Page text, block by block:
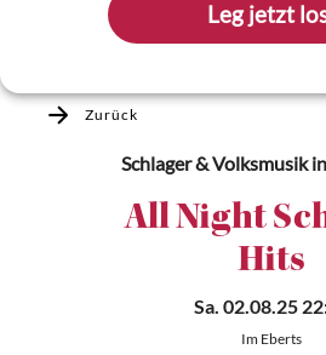
Leg jetzt
Zurück
Schlager & Volksmusik
All Night
Hits
Sa. 02.08.25
Im Eberts